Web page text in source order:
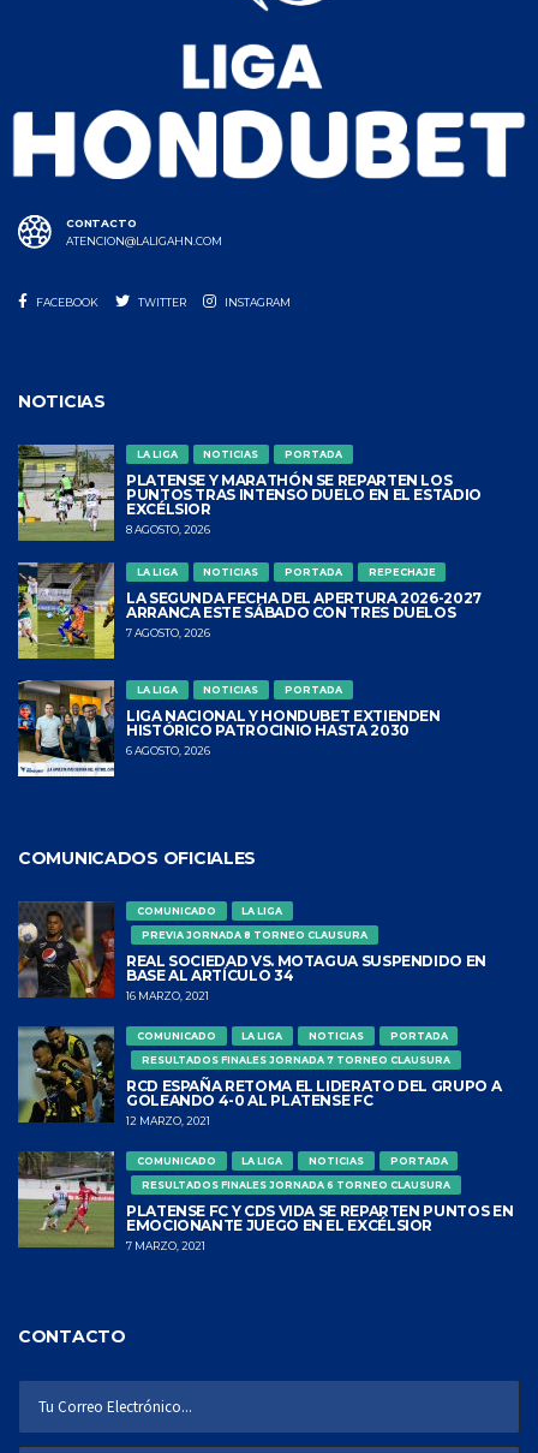
CONTACTO
ATENCION@LALIGAHN.COM
FACEBOOK TWITTER INSTAGRAM
NOTICIAS
LA LIGA NOTICIAS PORTADA
PLATENSE Y MARATHÓN SE REPARTEN LOS
PUNTOS TRAS INTENSO DUELO EN EL ESTADIO
EXCÉLSIOR
8 AGOSTO, 2026
LA LIGA NOTICIAS PORTADA REPECHAJE
LA SEGUNDA FECHA DEL APERTURA 2026-2027
ARRANCA ESTE SÁBADO CON TRES DUELOS
7 AGOSTO, 2026
LA LIGA NOTICIAS PORTADA
LIGA NACIONAL Y HONDUBET EXTIENDEN
HISTÓRICO PATROCINIO HASTA 2030
6 AGOSTO, 2026
COMUNICADOS OFICIALES
COMUNICADO
LA LIGA
PREVIA JORNADA 8 TORNEO CLAUSURA
REAL SOCIEDAD VS. MOTAGUA SUSPENDIDO EN
BASE AL ARTÍCULO 34
16 MARZO, 2021
COMUNICADO LA LIGA NOTICIAS
PORTADA
RESULTADOS FINALES JORNADA 7 TORNEO CLAUSURA
RCD ESPAÑA RETOMA EL LIDERATO DEL GRUPO A
GOLEANDO 4-0 AL PLATENSE FC
12 MARZO, 2021
COMUNICADO LA LIGA NOTICIAS
PORTADA
RESULTADOS FINALES JORNADA 6 TORNEO CLAUSURA
PLATENSE FC Y CDS VIDA SE REPARTEN PUNTOS EN
EMOCIONANTE JUEGO EN EL EXCÉLSIOR
7 MARZO, 2021
CONTACTO